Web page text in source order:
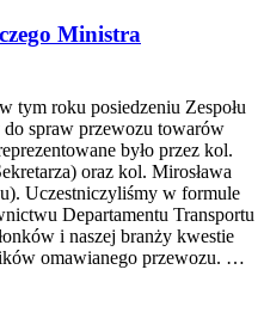
Ministra
tym roku posiedzeniu Zespołu
spraw przewozu towarów
było przez kol.
oraz kol. Mirosława
Uczestniczyliśmy w formule
Departamentu Transportu
i naszej branży kwestie
omawianego przewozu. …